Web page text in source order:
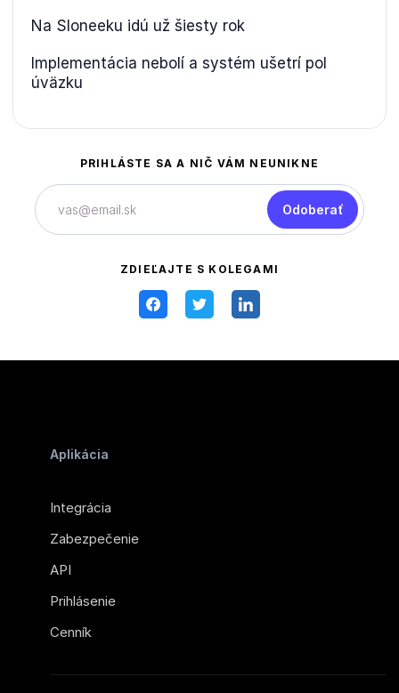
Na Sloneeku idú už šiesty rok
Implementácia nebolí a systém ušetrí pol
úväzku
PRIHLÁSTE SA A NIČ VÁM NEUNIKNE
Odoberať
ZDIEĽAJTE S KOLEGAMI
Aplikácia
Integrácia
Zabezpečenie
API
Prihlásenie
Cenník